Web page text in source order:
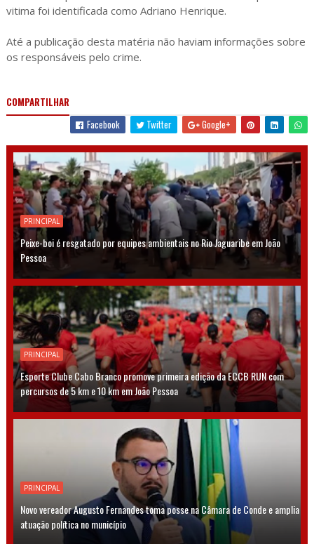
vitima foi identificada como Adriano Henrique.
Até a publicação desta matéria não haviam informações sobre
os responsáveis pelo crime.
COMPARTILHAR
Facebook
Twitter Google+
PRINCIPAL
Peixe-boi é resgatado por equipes ambientais no Rio Jaguaribe em João
Pessoa
PRINCIPAL
Esporte Clube Cabo Branco promove primeira edição da ECCB RUN com
percursos de 5 km e 10 km em João Pessoa
PRINCIPAL
Novo vereador Augusto Fernandes toma posse na Câmara de Conde e amplia
atuação política no município